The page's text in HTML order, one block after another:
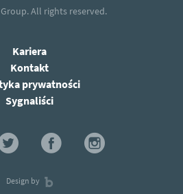
Group.All rights reserved.
Kariera
Kontakt
prywatności
Sygnaliści
Design by